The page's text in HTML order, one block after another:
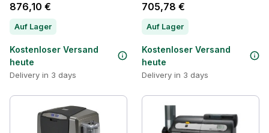
876,10 €
Auf Lager
Kostenloser Versand
heute
Delivery in 3 days
705,78 €
Auf Lager
Kostenloser Versand
heute
Delivery in 3 days